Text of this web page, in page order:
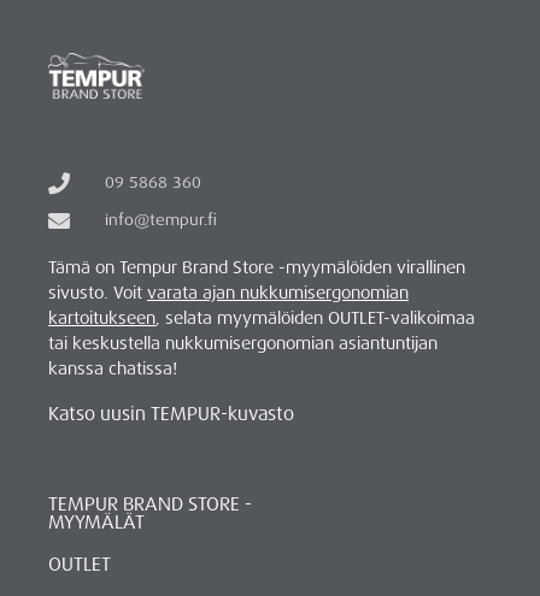
09 5868 360
info@tempur.fi
Tämä on Tempur Brand Store -myymälöiden virallinen
sivusto. Voit varata ajan nukkumisergonomian
kartoitukseen, selata myymälöiden OUTLET-valikoimaa
tai keskustella nukkumisergonomian asiantuntijan
kanssa chatissa!
Katso uusin TEMPUR-kuvasto
TEMPUR BRAND STORE -
MYYMÄLÄT
OUTLET